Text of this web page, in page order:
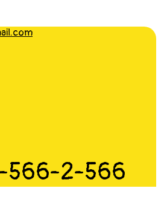
2-566